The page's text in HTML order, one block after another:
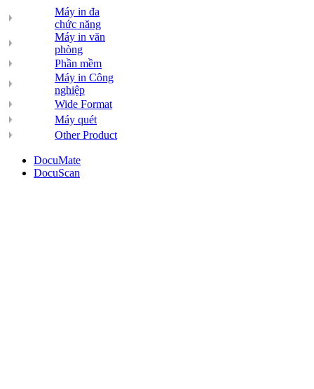
Máy in đa
chức năng
Máy in văn
phòng
Phần mềm
Máy in Công
nghiệp
Wide Format
Máy quét
Other Product
DocuMate
DocuScan